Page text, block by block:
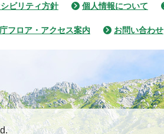
ビリティ方針 個人情報について
フロア・アクセス案内 お問い合わせ